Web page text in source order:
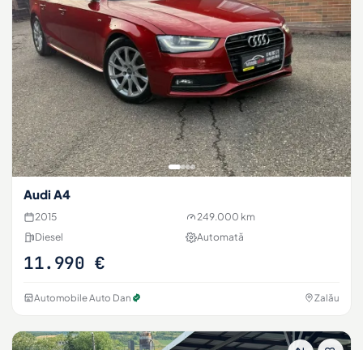
Audi A4
2015
249.000 km
Diesel
Automată
11.990 €
Automobile Auto Dan Zalău